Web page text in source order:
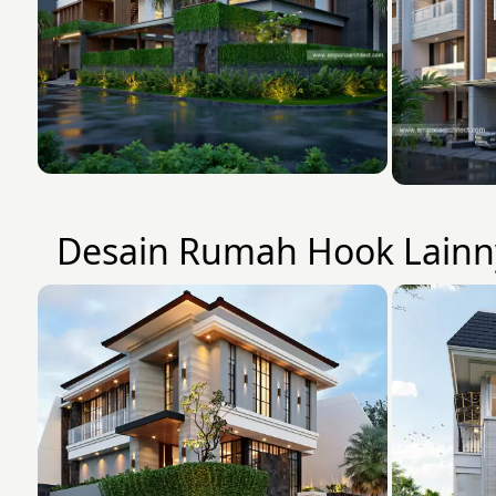
Desain Rumah Hook